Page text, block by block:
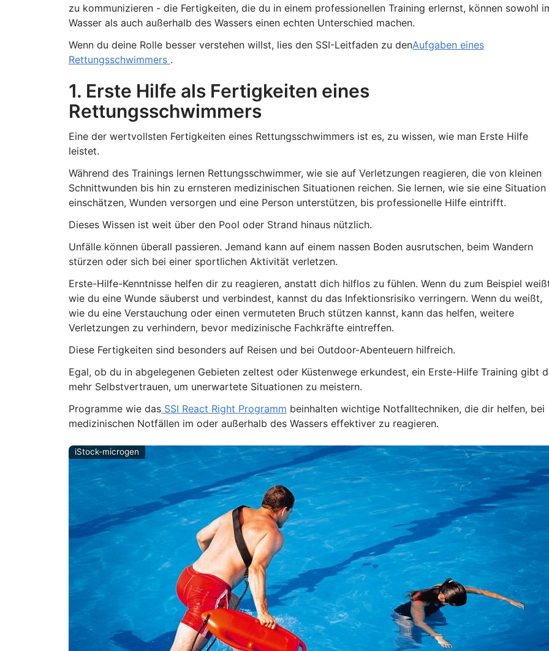
zu kommunizieren - die Fertigkeiten, die du in einem professionellen Training erlernst, können sowohl
Wasser als auch außerhalb des Wassers einen echten Unterschied machen.
Wenn du deine Rolle besser verstehen willst, lies den SSI-Leitfaden zu denAufgaben eines
Rettungsschwimmers .
1. Erste Hilfe als Fertigkeiten eines
Rettungsschwimmers
Eine der wertvollsten Fertigkeiten eines Rettungsschwimmers ist es, zu wissen, wie man Erste Hilfe
leistet.
Während des Trainings lernen Rettungsschwimmer, wie sie auf Verletzungen reagieren, die von kleinen
Schnittwunden bis hin zu ernsteren medizinischen Situationen reichen. Sie lernen, wie sie eine Situation
einschätzen, Wunden versorgen und eine Person unterstützen, bis professionelle Hilfe eintrifft.
Dieses Wissen ist weit über den Pool oder Strand hinaus nützlich.
Unfälle können überall passieren. Jemand kann auf einem nassen Boden ausrutschen, beim Wandern
stürzen oder sich bei einer sportlichen Aktivität verletzen.
Erste-Hilfe-Kenntnisse helfen dir zu reagieren, anstatt dich hilflos zu fühlen. Wenn du zum Beispiel
wie du eine Wunde säuberst und verbindest, kannst du das Infektionsrisiko verringern. Wenn du weißt,
wie du eine Verstauchung oder einen vermuteten Bruch stützen kannst, kann das helfen, weitere
Verletzungen zu verhindern, bevor medizinische Fachkräfte eintreffen.
Diese Fertigkeiten sind besonders auf Reisen und bei Outdoor-Abenteuern hilfreich.
Egal, ob du in abgelegenen Gebieten zeltest oder Küstenwege erkundest, ein Erste-Hilfe Training gibt
mehr Selbstvertrauen, um unerwartete Situationen zu meistern.
Programme wie das SSI React Right Programm beinhalten wichtige Notfalltechniken, die dir helfen, bei
medizinischen Notfällen im oder außerhalb des Wassers effektiver zu reagieren.
iStock-microgen